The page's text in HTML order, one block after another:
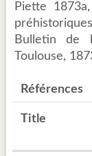
Piette
Bulletin de
Toulouse,
Références
Title